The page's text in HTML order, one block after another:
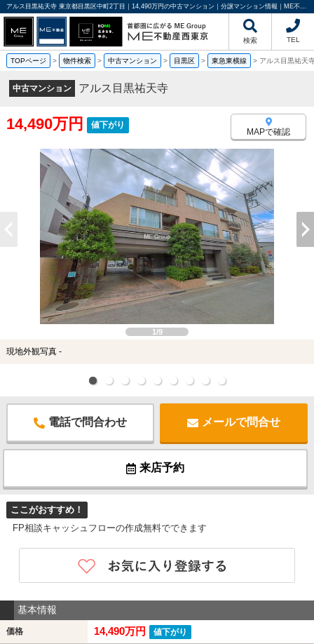
アルス目黒祐天寺 東京都目黒区中町2丁目｜14,490万円の中古マンション｜分譲マンション情報｜ME不動産西東京
検索 TEL
TOPページ > 物件検索 > 中古マンション > 目黒区 > 東急東横線 > アルス目黒祐天
中古マンション アルス目黒祐天寺
14,490万円 値下がり
MAPで確認
1/9
現地外観写真 -
電話で問合わせ メールで問合せ
来店予約
ここがおすすめ！
FP相談キャッシュフローの作成無料でできます
基本情報
価格 14,490万円 値下がり